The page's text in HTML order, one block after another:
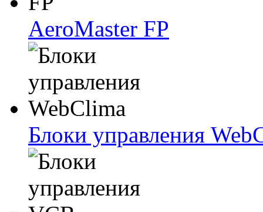
AeroMaster FP
Блоки упрaвлeния